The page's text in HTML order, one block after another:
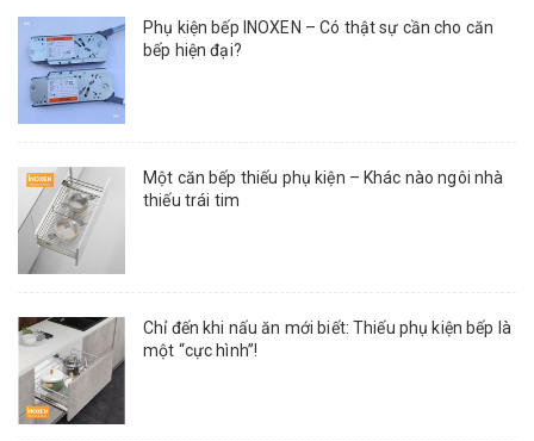
Phụ kiện bếp INOXEN – Có thật sự cần cho căn
bếp hiện đại?
Một căn bếp thiếu phụ kiện – Khác nào ngôi nhà
thiếu trái tim
Chỉ đến khi nấu ăn mới biết: Thiếu phụ kiện bếp là
một “cực hình”!